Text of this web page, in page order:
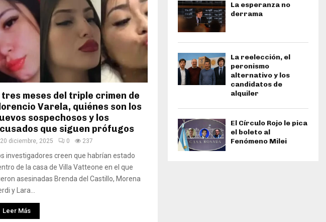
tres meses del triple crimen de
Varela, quiénes son los
sospechosos y los
que siguen prófugos
20 diciembre, 2025 0 237
investigadores creen que habrían estado
de la casa de Villa Vatteone en el que
asesinadas Brenda del Castillo, Morena
y Lara...
Leer Más
La esperanza no
derrama
La reelección, el
peronismo
alternativo y los
candidatos de
alquiler
El Círculo Rojo le pica
el boleto al
Fenómeno Milei